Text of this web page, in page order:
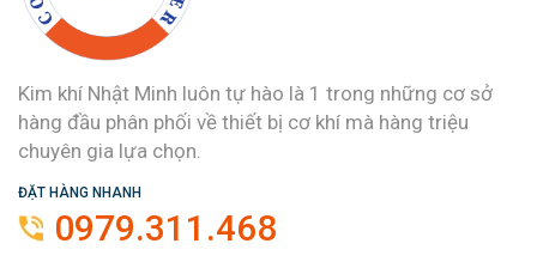
Kim khí Nhật Minh luôn tự hào là 1 trong những cơ sở
hàng đầu phân phối về thiết bị cơ khí mà hàng triệu
chuyên gia lựa chọn.
ĐẶT HÀNG NHANH
0979.311.468